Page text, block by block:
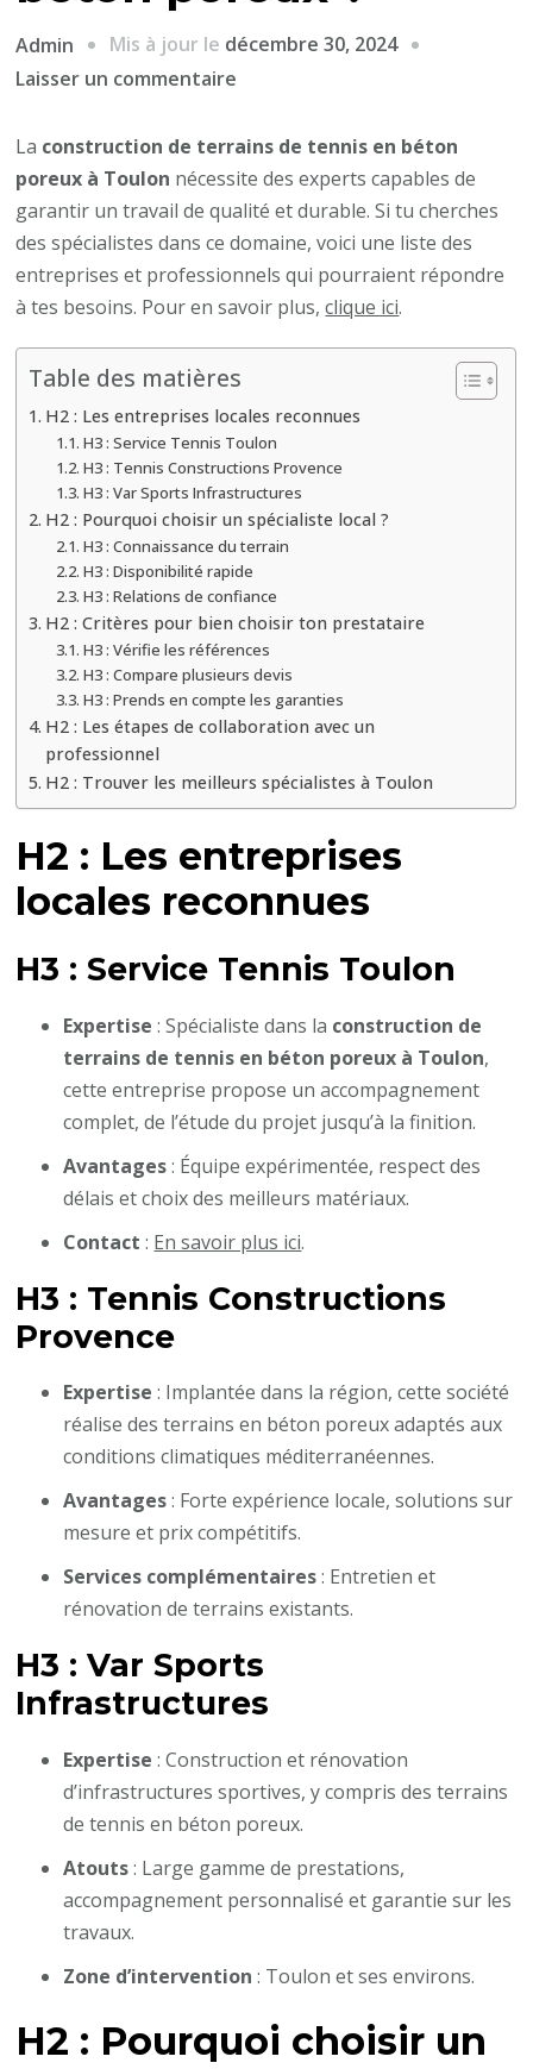
Admin Mis à jour le décembre 30, 2024
Laisser un commentaire
professionnels
ou
entreprises
à
Toulon
se
construction
de
terrains
de
tennis
en
béton
poreux
?
La construction de terrains de tennis en béton
poreux à Toulon nécessite des experts capables de
garantir un travail de qualité et durable. Si tu cherches
des spécialistes dans ce domaine, voici une liste des
entreprises et professionnels qui pourraient répondre
à tes besoins. Pour en savoir plus,clique ici.
Table des matières
H2 : Les entreprises locales reconnues
H3 : Service Tennis Toulon
H3 : Tennis Constructions Provence
H3 : Var Sports Infrastructures
H2 : Pourquoi choisir un spécialiste local ?
H3 : Connaissance du terrain
H3 : Disponibilité rapide
H3 : Relations de confiance
H2 : Critères pour bien choisir ton prestataire
H3 : Vérifie les références
H3 : Compare plusieurs devis
H3 : Prends en compte les garanties
H2 : Les étapes de collaboration avec un
professionnel
H2 : Trouver les meilleurs spécialistes à Toulon
H2 : Les entreprises
locales reconnues
H3 : Service Tennis Toulon
Expertise : Spécialiste dans la construction de
terrains de tennis en béton poreux à Toulon,
cette entreprise propose un accompagnement
complet, de l’étude du projet jusqu’à la finition.
Avantages: Équipe expérimentée, respect des
délais et choix des meilleurs matériaux.
Contact : En savoir plus ici.
H3 : Tennis Constructions
Provence
Expertise : Implantée dans la région, cette société
réalise des terrains en béton poreux adaptés aux
conditions climatiques méditerranéennes.
Avantages: Forte expérience locale, solutions sur
mesure et prix compétitifs.
Services complémentaires: Entretien et
rénovation de terrains existants.
H3 : Var Sports
Infrastructures
Expertise : Construction et rénovation
d’infrastructures sportives, y compris des terrains
de tennis en béton poreux.
Atouts: Large gamme de prestations,
accompagnement personnalisé et garantie sur les
travaux.
Zone d’intervention : Toulon et ses environs.
H2 : Pourquoi choisir un